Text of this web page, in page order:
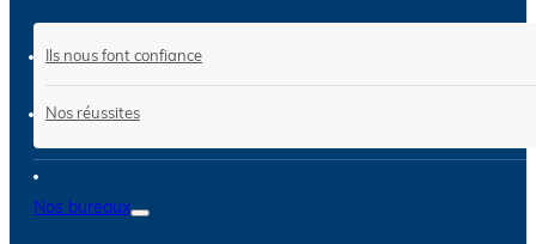
Ils nous font confiance
Nos réussites
Nos bureaux